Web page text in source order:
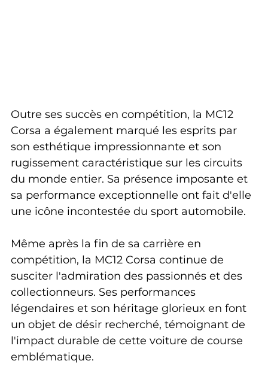
Outre ses succès en compétition, la MC12
Corsa a également marqué les esprits par
son esthétique impressionnante et son
rugissement caractéristique sur les circuits
du monde entier. Sa présence imposante et
sa performance exceptionnelle ont fait d'elle
une icône incontestée du sport automobile.
Même après la fin de sa carrière en
compétition, la MC12 Corsa continue de
susciter l'admiration des passionnés et des
collectionneurs. Ses performances
légendaires et son héritage glorieux en font
un objet de désir recherché, témoignant de
l'impact durable de cette voiture de course
emblématique.